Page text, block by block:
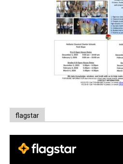
flagstar